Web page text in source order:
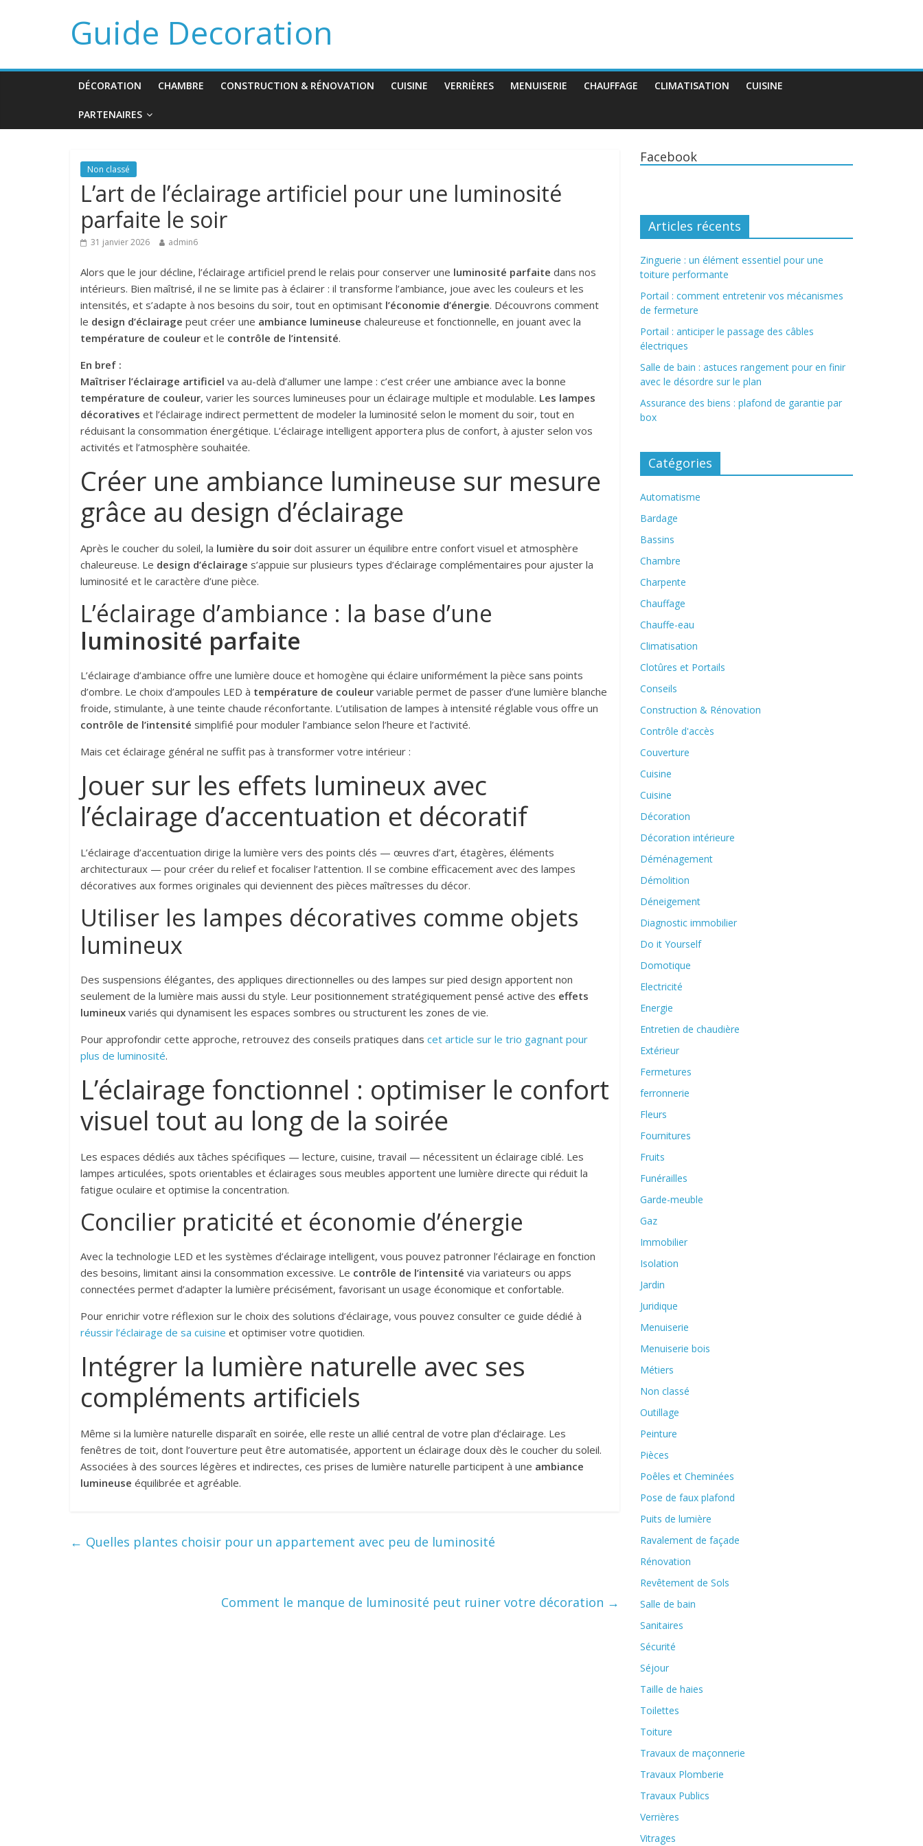
Guide Decoration
DÉCORATION CHAMBRE CONSTRUCTION & RÉNOVATION CUISINE VERRIÈRES MENUISERIE CHAUFFAGE CLIMATISATION CUISINE
PARTENAIRES
Non classé
L’art de l’éclairage artificiel pour une luminosité
parfaite le soir
31 janvier 2026 admin6
Alors que le jour décline, l’éclairage artificiel prend le relais pour conserver une luminosité parfaite dans nos
intérieurs. Bien maîtrisé, il ne se limite pas à éclairer : il transforme l’ambiance, joue avec les couleurs et les
intensités, et s’adapte à nos besoins du soir, tout en optimisant l’économie d’énergie. Découvrons comment
le design d’éclairage peut créer une ambiance lumineuse chaleureuse et fonctionnelle, en jouant avec la
température de couleur et le contrôle de l’intensité.
En bref :
Maîtriser l’éclairage artificiel va au-delà d’allumer une lampe : c’est créer une ambiance avec la bonne
température de couleur, varier les sources lumineuses pour un éclairage multiple et modulable. Les lampes
décoratives et l’éclairage indirect permettent de modeler la luminosité selon le moment du soir, tout en
réduisant la consommation énergétique. L’éclairage intelligent apportera plus de confort, à ajuster selon vos
activités et l’atmosphère souhaitée.
Créer une ambiance lumineuse sur mesure
grâce au design d’éclairage
Après le coucher du soleil, la lumière du soir doit assurer un équilibre entre confort visuel et atmosphère
chaleureuse. Le design d’éclairage s’appuie sur plusieurs types d’éclairage complémentaires pour ajuster la
luminosité et le caractère d’une pièce.
L’éclairage d’ambiance : la base d’une
luminosité parfaite
L’éclairage d’ambiance offre une lumière douce et homogène qui éclaire uniformément la pièce sans points
d’ombre. Le choix d’ampoules LED à température de couleur variable permet de passer d’une lumière blanche
froide, stimulante, à une teinte chaude réconfortante. L’utilisation de lampes à intensité réglable vous offre un
contrôle de l’intensité simplifié pour moduler l’ambiance selon l’heure et l’activité.
Mais cet éclairage général ne suffit pas à transformer votre intérieur :
Jouer sur les effets lumineux avec
l’éclairage d’accentuation et décoratif
L’éclairage d’accentuation dirige la lumière vers des points clés — œuvres d’art, étagères, éléments
architecturaux — pour créer du relief et focaliser l’attention. Il se combine efficacement avec des lampes
décoratives aux formes originales qui deviennent des pièces maîtresses du décor.
Utiliser les lampes décoratives comme objets
lumineux
Des suspensions élégantes, des appliques directionnelles ou des lampes sur pied design apportent non
seulement de la lumière mais aussi du style. Leur positionnement stratégiquement pensé active des effets
lumineux variés qui dynamisent les espaces sombres ou structurent les zones de vie.
Pour approfondir cette approche, retrouvez des conseils pratiques dans cet article sur le trio gagnant pour
plus de luminosité.
L’éclairage fonctionnel : optimiser le confort
visuel tout au long de la soirée
Les espaces dédiés aux tâches spécifiques — lecture, cuisine, travail — nécessitent un éclairage ciblé. Les
lampes articulées, spots orientables et éclairages sous meubles apportent une lumière directe qui réduit la
fatigue oculaire et optimise la concentration.
Concilier praticité et économie d’énergie
Avec la technologie LED et les systèmes d’éclairage intelligent, vous pouvez patronner l’éclairage en fonction
des besoins, limitant ainsi la consommation excessive. Le contrôle de l’intensité via variateurs ou apps
connectées permet d’adapter la lumière précisément, favorisant un usage économique et confortable.
Pour enrichir votre réflexion sur le choix des solutions d’éclairage, vous pouvez consulter ce guide dédié à
réussir l’éclairage de sa cuisine et optimiser votre quotidien.
Intégrer la lumière naturelle avec ses
compléments artificiels
Même si la lumière naturelle disparaît en soirée, elle reste un allié central de votre plan d’éclairage. Les
fenêtres de toit, dont l’ouverture peut être automatisée, apportent un éclairage doux dès le coucher du soleil.
Associées à des sources légères et indirectes, ces prises de lumière naturelle participent à une ambiance
lumineuse équilibrée et agréable.
← Quelles plantes choisir pour un appartement avec peu de luminosité
Comment le manque de luminosité peut ruiner votre décoration →
Facebook
Articles récents
Zinguerie : un élément essentiel pour une
toiture performante
Portail : comment entretenir vos mécanismes
de fermeture
Portail : anticiper le passage des câbles
électriques
Salle de bain : astuces rangement pour en finir
avec le désordre sur le plan
Assurance des biens : plafond de garantie par
box
Catégories
Automatisme
Bardage
Bassins
Chambre
Charpente
Chauffage
Chauffe-eau
Climatisation
Clotûres et Portails
Conseils
Construction & Rénovation
Contrôle d'accès
Couverture
Cuisine
Cuisine
Décoration
Décoration intérieure
Déménagement
Démolition
Déneigement
Diagnostic immobilier
Do it Yourself
Domotique
Electricité
Energie
Entretien de chaudière
Extérieur
Fermetures
ferronnerie
Fleurs
Fournitures
Fruits
Funérailles
Garde-meuble
Gaz
Immobilier
Isolation
Jardin
Juridique
Menuiserie
Menuiserie bois
Métiers
Non classé
Outillage
Peinture
Pièces
Poêles et Cheminées
Pose de faux plafond
Puits de lumière
Ravalement de façade
Rénovation
Revêtement de Sols
Salle de bain
Sanitaires
Sécurité
Séjour
Taille de haies
Toilettes
Toiture
Travaux de maçonnerie
Travaux Plomberie
Travaux Publics
Verrières
Vitrages